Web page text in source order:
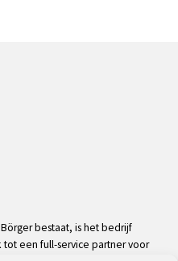
bestaat, is het bedrijf
een full-service partner voor